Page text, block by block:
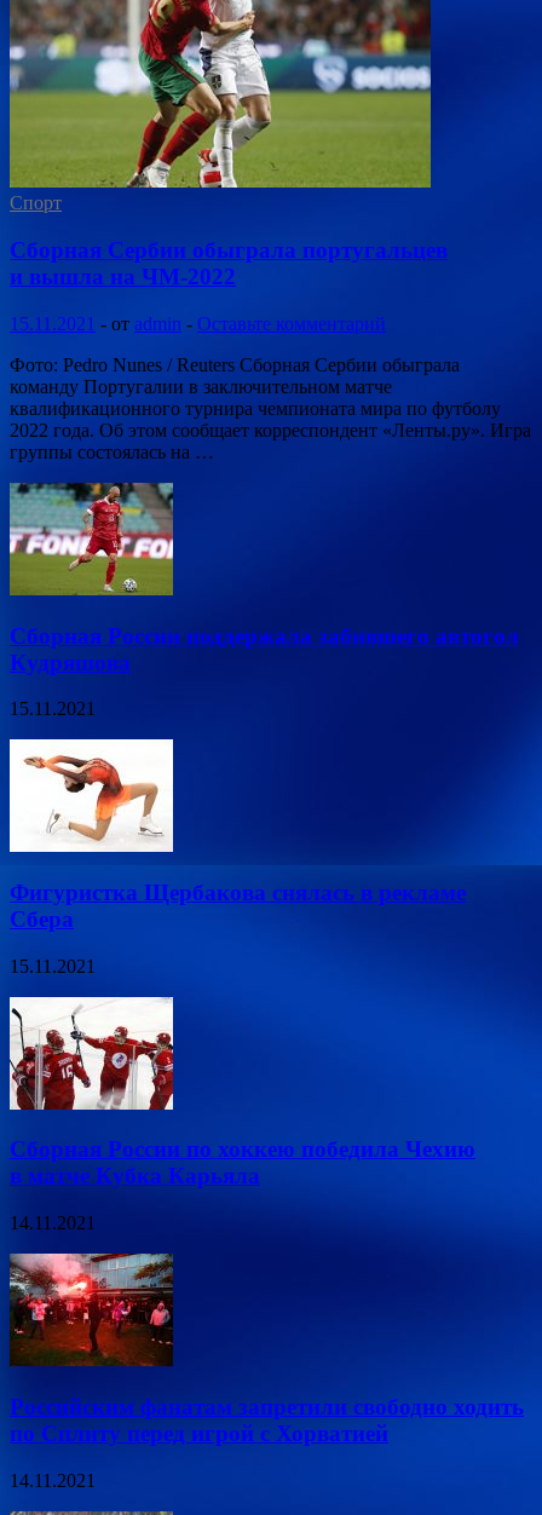
Спорт
Сборная Сербии обыграла португальцев
и вышла на ЧМ-2022
15.11.2021 - от admin - Оставьте комментарий
Фото: Pedro Nunes / Reuters Сборная Сербии обыграла
команду Португалии в заключительном матче
квалификационного турнира чемпионата мира по футболу
2022 года. Об этом сообщает корреспондент «Ленты.ру». Игра
группы состоялась на …
Сборная России поддержала забившего автогол
Кудряшова
15.11.2021
Фигуристка Щербакова снялась в рекламе
Сбера
15.11.2021
Сборная России по хоккею победила Чехию
в матче Кубка Карьяла
14.11.2021
Российским фанатам запретили свободно ходить
по Сплиту перед игрой с Хорватией
14.11.2021